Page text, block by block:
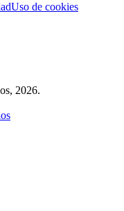
Uso de cookies
2026.